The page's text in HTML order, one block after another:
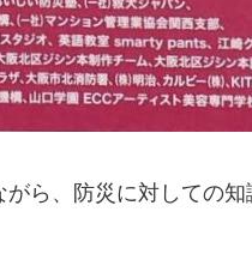
ら、防災に対しての